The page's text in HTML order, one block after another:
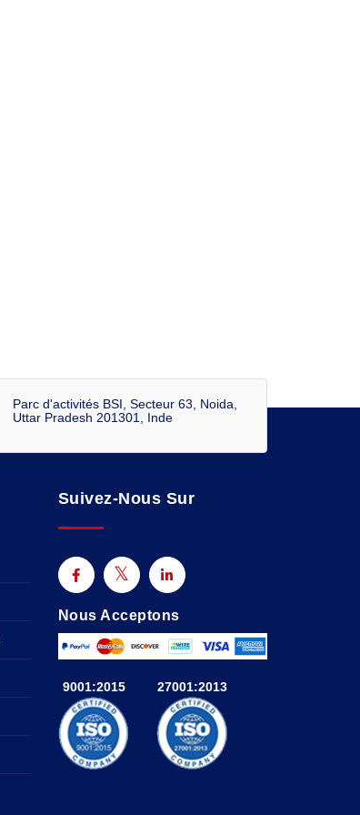
Parc d'activités BSI, Secteur 63, Noida,
Uttar Pradesh 201301, Inde
Suivez-Nous Sur
Nous Acceptons
9001:2015 27001:2013